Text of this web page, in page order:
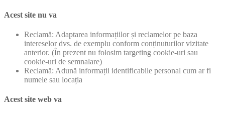
Acest site nu va
Reclamă: Adaptarea informațiilor și reclamelor pe baza
intereselor dvs. de exemplu conform conținuturilor vizitate
anterior. (În prezent nu folosim targeting cookie-uri sau
cookie-uri de semnalare)
Reclamă: Adună informații identificabile personal cum ar fi
numele sau locația
Acest site web va